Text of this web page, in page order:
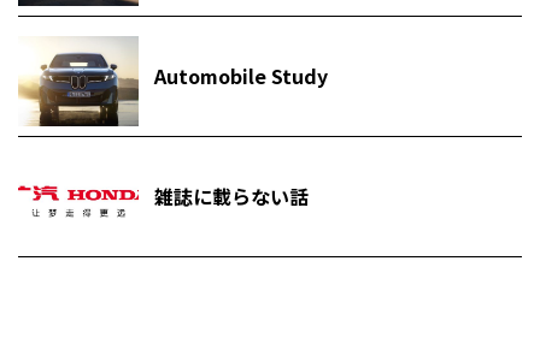
Automobile Study
雑誌に載らない話